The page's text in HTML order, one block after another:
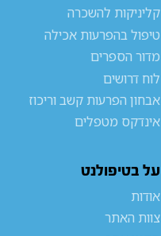
קליניקות להשכרה
טיפול בהפרעות אכילה
מדור הספרים
לוח דרושים
אבחון הפרעות קשב וריכוז
אינדקס מטפלים
על בטיפולנט
אודות
צוות האתר